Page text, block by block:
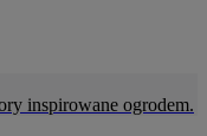
inspirowane ogrodem.